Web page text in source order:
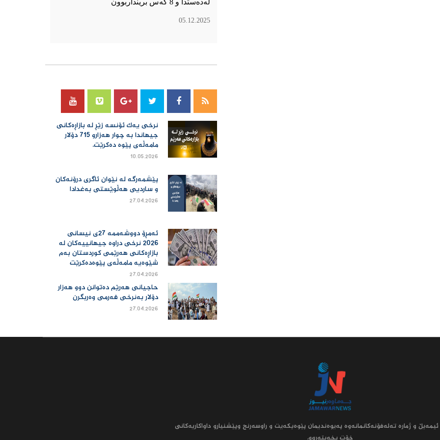
05.12.2025
نرخی یەك ئۆنسە زێڕ لە بازاڕەكانی
جیهاندا بە چوار هەزارو 715 دۆلار
مامەڵەی پێوە دەكرێت.
10.05.2026
پێشمەرگە لە نێوان ئاگری درۆنەکان
و ساردیی هەڵوێستی بەغدادا
27.04.2026
ئەمڕۆ دووشەممە 27ی نیسانی
2026 نرخی دراوە جیهانییەكان لە
بازاڕەكانی هەرێمی كوردستان بەم
شێوەیە مامەڵەی پێوەدەكرێت
27.04.2026
حاجیانی هەرێم دەتوانن دوو هەزار
دۆلار بەنرخی فەرمی وەربگرن
27.04.2026
و ژماره‌ ته‌له‌فۆنه‌کانمانه‌وه‌ په‌یوه‌ندیمان پێوه‌بکه‌یت و راوسه‌رنج وپێشنیارو داواکاریه‌کانى
خۆت بخه‌یته‌روو.